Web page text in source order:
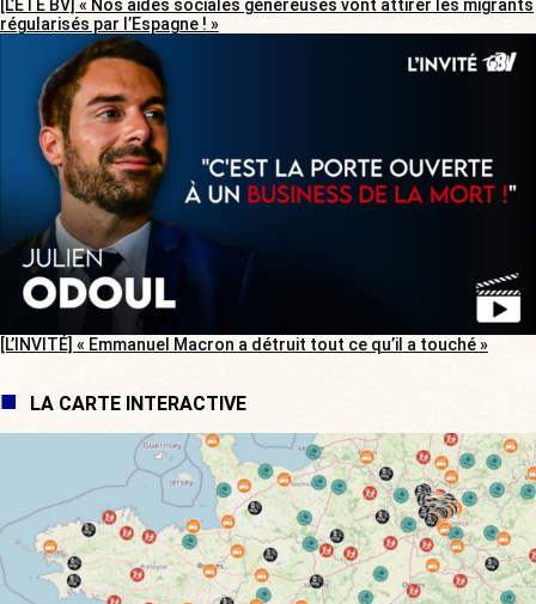
[L’ÉTÉ BV] « Nos aides sociales généreuses vont attirer les migrants
régularisés par l’Espagne ! »
[L’INVITÉ] « Emmanuel Macron a détruit tout ce qu’il a touché »
LA CARTE INTERACTIVE